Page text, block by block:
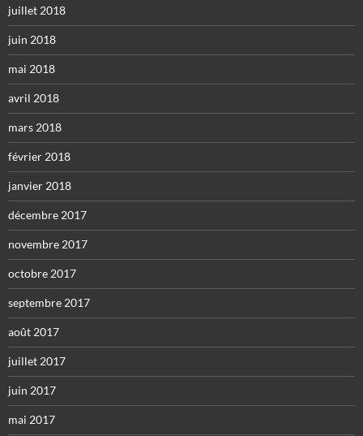
juillet 2018
juin 2018
mai 2018
avril 2018
mars 2018
février 2018
janvier 2018
décembre 2017
novembre 2017
octobre 2017
septembre 2017
août 2017
juillet 2017
juin 2017
mai 2017